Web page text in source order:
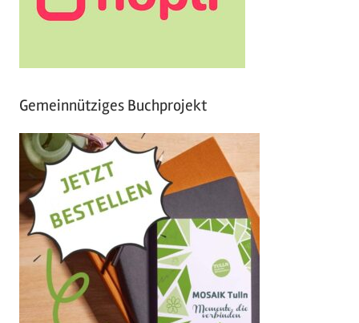
Gemeinnütziges Buchprojekt